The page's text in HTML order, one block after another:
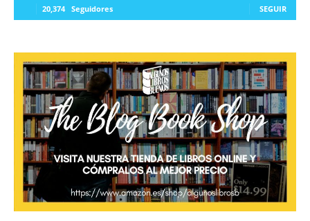
20,374 Seguidores SEGUIR